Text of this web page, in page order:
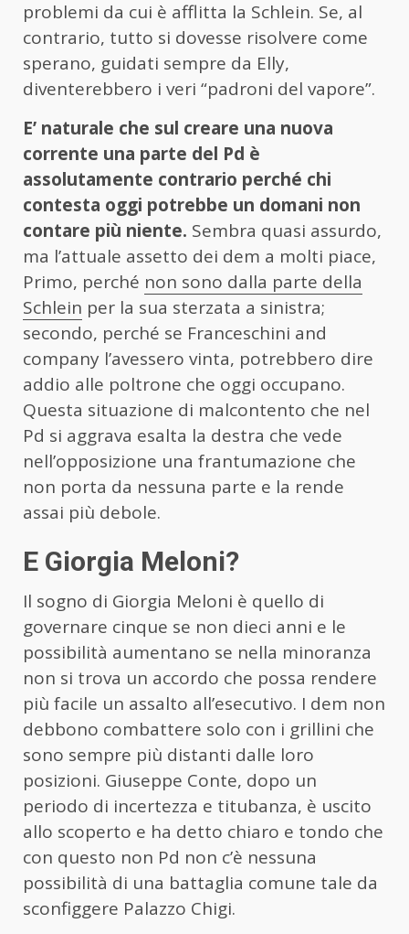
problemi da cui è afflitta la Schlein. Se, al
contrario, tutto si dovesse risolvere come
sperano, guidati sempre da Elly,
diventerebbero i veri “padroni del vapore”.
E’ naturale che sul creare una nuova
corrente una parte del Pd è
assolutamente contrario perché chi
contesta oggi potrebbe un domani non
contare più niente. Sembra quasi assurdo,
ma l’attuale assetto dei dem a molti piace,
Primo, perché non sono dalla parte della
Schlein per la sua sterzata a sinistra;
secondo, perché se Franceschini and
company l’avessero vinta, potrebbero dire
addio alle poltrone che oggi occupano.
Questa situazione di malcontento che nel
Pd si aggrava esalta la destra che vede
nell’opposizione una frantumazione che
non porta da nessuna parte e la rende
assai più debole.
E Giorgia Meloni?
Il sogno di Giorgia Meloni è quello di
governare cinque se non dieci anni e le
possibilità aumentano se nella minoranza
non si trova un accordo che possa rendere
più facile un assalto all’esecutivo. I dem non
debbono combattere solo con i grillini che
sono sempre più distanti dalle loro
posizioni. Giuseppe Conte, dopo un
periodo di incertezza e titubanza, è uscito
allo scoperto e ha detto chiaro e tondo che
con questo non Pd non c’è nessuna
possibilità di una battaglia comune tale da
sconfiggere Palazzo Chigi.